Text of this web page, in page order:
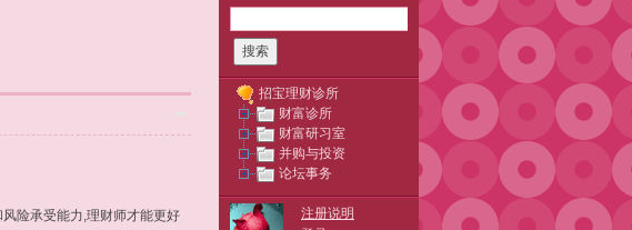
险承受能力,理财师才能更好
搜索
招宝理财诊所
财富诊所
财富研习室
并购与投资
论坛事务
注册说明